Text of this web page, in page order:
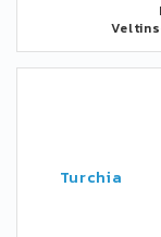
Turchia